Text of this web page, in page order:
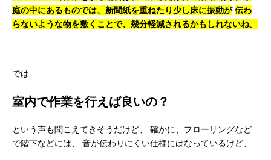
庭の中にあるものでは、新聞紙を重ねたり少し床に振動が 伝わ
らないような物を敷くことで、幾分軽減されるかもしれないね。
では
室内で作業を行えば良いの？
という声も聞こえてきそうだけど、
確かに、フローリングなど
で階下などには、
音が伝わりにくい仕様にはなっているけど、